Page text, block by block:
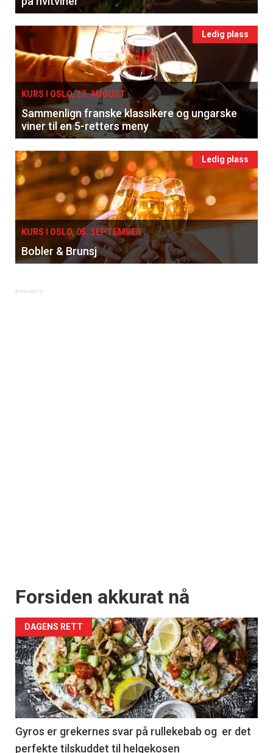
Ledig plass
KURS I OSLO, 27. AUGUST
Sammenlign franske klassikere og ungarske
viner til en 5-retters meny
Ledig plass
KURS I OSLO, 05. SEPTEMBER
Bobler & Brunsj
Forsiden akkurat nå
DAGENS RETT
Gyros er grekernes svar på rullekebab og er det
perfekte tilskuddet til helgekosen